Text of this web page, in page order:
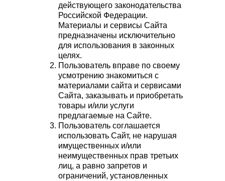
действующего законодательства
Российской Федерации.
Материалы и сервисы Сайта
предназначены исключительно
для использования в законных
целях.
Пользователь вправе по своему
усмотрению знакомиться с
материалами сайта и сервисами
Сайта, заказывать и приобретать
товары и/или услуги
предлагаемые на Сайте.
Пользователь соглашается
использовать Сайт, не нарушая
имущественных и/или
неимущественных прав третьих
лиц, а равно запретов и
ограничений, установленных